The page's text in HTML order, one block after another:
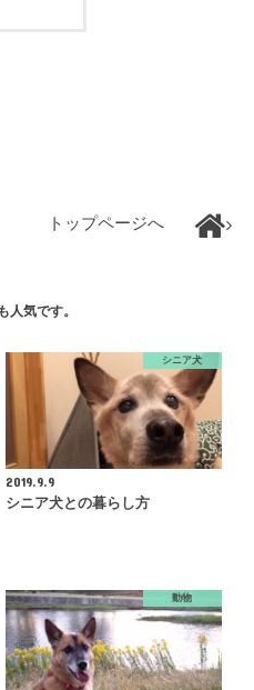
トップページへ
人気です。
シニア犬
2019.9.9
シニア犬との暮らし方
動物